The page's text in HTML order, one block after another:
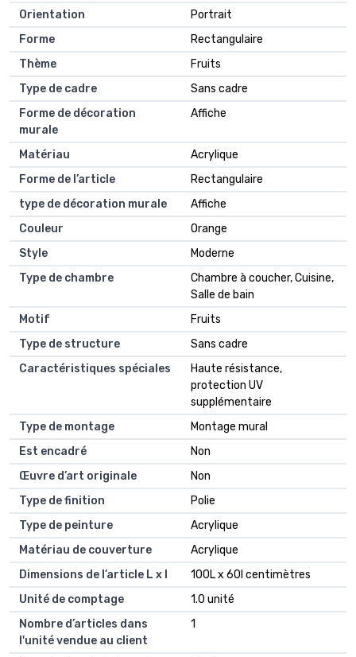
Orientation
Portrait
Forme
Rectangulaire
Thème
Fruits
Type de cadre
Sans cadre
Forme de décoration
murale
Affiche
Matériau
Acrylique
Forme de l’article
Rectangulaire
type de décoration murale
Affiche
Couleur
Orange
Style
Moderne
Type de chambre
Chambre à coucher, Cuisine,
Salle de bain
Motif
Fruits
Type de structure
Sans cadre
Caractéristiques spéciales
Haute résistance,
protection UV
supplémentaire
Type de montage
Montage mural
Est encadré
Non
Œuvre d’art originale
Non
Type de finition
Polie
Type de peinture
Acrylique
Matériau de couverture
Acrylique
Dimensions de l’article L x l
100L x 60l centimètres
Unité de comptage
1.0 unité
Nombre d’articles dans
l'unité vendue au client
1